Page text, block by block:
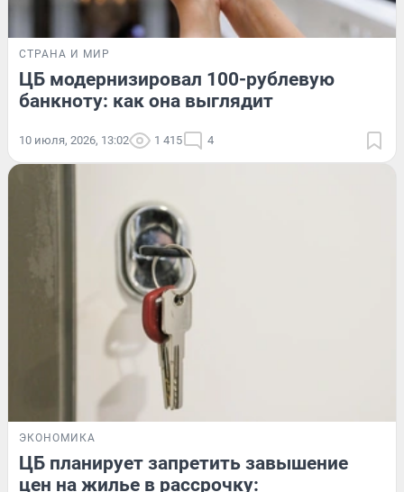
СТРАНА И МИР
ЦБ модернизировал 100-рублевую
банкноту: как она выглядит
10 июля, 2026, 13:02 1 415 4
ЭКОНОМИКА
ЦБ планирует запретить завышение
цен на жилье в рассрочку: